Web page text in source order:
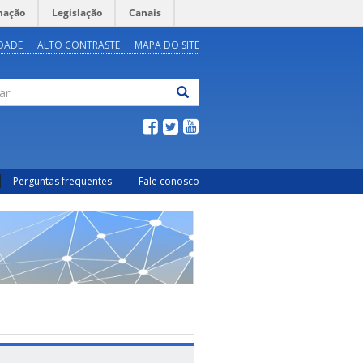
Legislação Canais
ALTO CONTRASTE MAPA DO SITE
Perguntas frequentes Fale conosco